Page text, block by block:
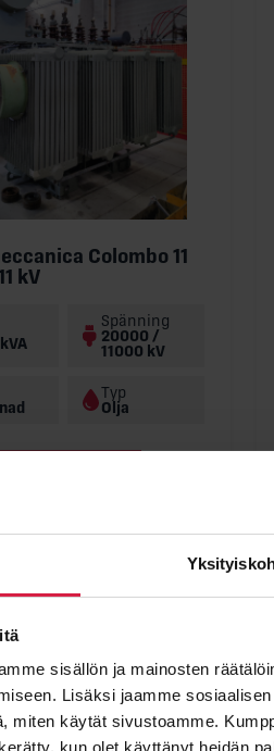
sisällön ja mainosten
Lisäksi jaamme
miten käytät sivustoamme.
Colombo 11
kV
Spänning
20000 /
11000 kV
Typ
Olja